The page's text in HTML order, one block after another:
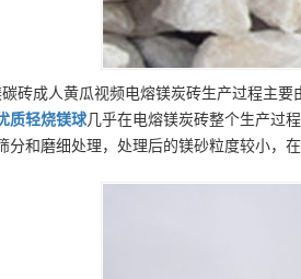
砖成人黄瓜视频电熔镁炭砖生产过程主
质轻烧镁球几乎在电熔镁炭砖整个生产过
分和磨细处理，处理后的镁砂粒度较小，